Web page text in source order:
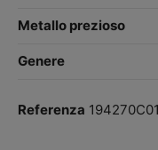
Metallo prezioso
Genere
Referenza